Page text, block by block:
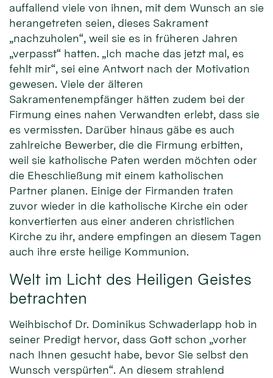
auffallend viele von ihnen, mit dem Wunsch an sie
herangetreten seien, dieses Sakrament
„nachzuholen“, weil sie es in früheren Jahren
„verpasst“ hatten. „Ich mache das jetzt mal, es
fehlt mir“, sei eine Antwort nach der Motivation
gewesen. Viele der älteren
Sakramentenempfänger hätten zudem bei der
Firmung eines nahen Verwandten erlebt, dass sie
es vermissten. Darüber hinaus gäbe es auch
zahlreiche Bewerber, die die Firmung erbitten,
weil sie katholische Paten werden möchten oder
die Eheschließung mit einem katholischen
Partner planen. Einige der Firmanden traten
zuvor wieder in die katholische Kirche ein oder
konvertierten aus einer anderen christlichen
Kirche zu ihr, andere empfingen an diesem Tagen
auch ihre erste heilige Kommunion.
Welt im Licht des Heiligen Geistes
betrachten
Weihbischof Dr. Dominikus Schwaderlapp hob in
seiner Predigt hervor, dass Gott schon „vorher
nach Ihnen gesucht habe, bevor Sie selbst den
Wunsch verspürten“. An diesem strahlend